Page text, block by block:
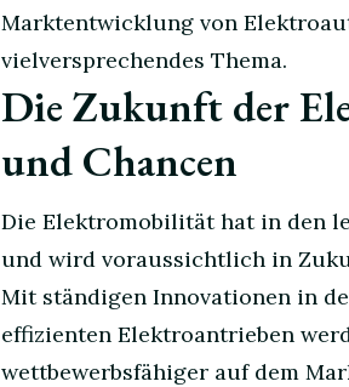
Marktentwicklung von
vielversprechendes Thema.
Die Zukunft der
und Chancen
Die Elektromobilität hat in den
und wird voraussichtlich in
Mit ständigen Innovationen in
effizienten Elektroantrieben
wettbewerbsfähiger auf dem